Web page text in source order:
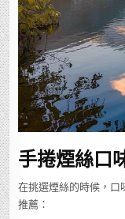
手捲煙絲口
在挑選煙絲的時候，口
推薦：